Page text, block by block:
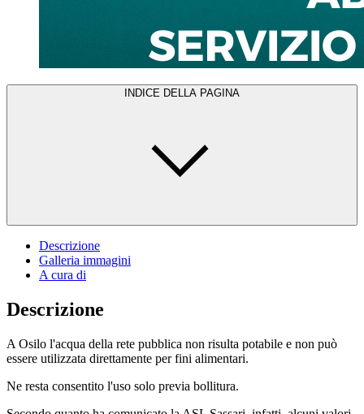
INDICE DELLA PAGINA
Descrizione
Galleria immagini
A cura di
Descrizione
A Osilo l'acqua della rete pubblica non risulta potabile e non può
essere utilizzata direttamente per fini alimentari.
Ne resta consentito l'uso solo previa bollitura.